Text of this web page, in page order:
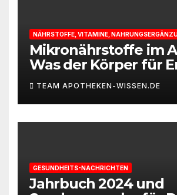
NÄHRSTOFFE, VITAMINE,
Mikronährstoffe im
Was der Körper für
und
braucht
TEAM APOTHEKEN-WISSEN.DE
GESUNDHEITS-NACHRICHTEN
Jahrbuch 2024 und